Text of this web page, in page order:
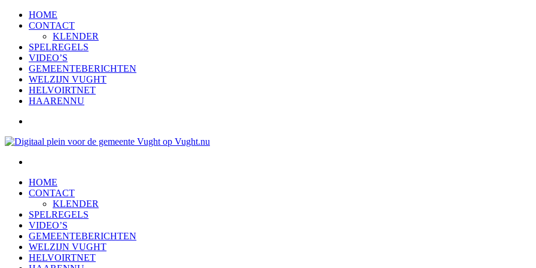
HOME
CONTACT
KLENDER
SPELREGELS
VIDEO’S
GEMEENTEBERICHTEN
WELZIJN VUGHT
HELVOIRTNET
HAARENNU
HOME
CONTACT
KLENDER
SPELREGELS
VIDEO’S
GEMEENTEBERICHTEN
WELZIJN VUGHT
HELVOIRTNET